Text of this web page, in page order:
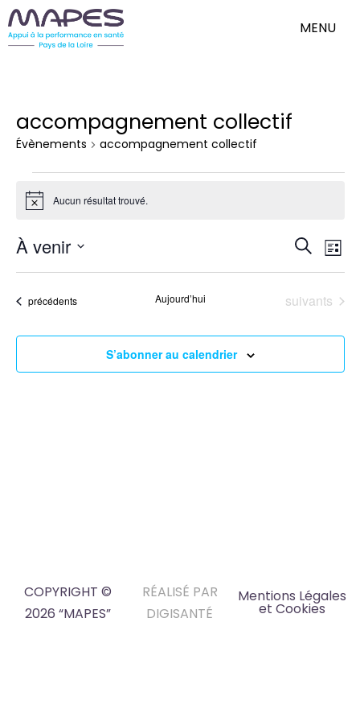
MENU
accompagnement collectif
Évènements accompagnement collectif
Notice Aucun résultat trouvé.
et
de
vues
de
Liste
À venir
une
Évènements
précédents Aujourd’hui Évènements
suivants
S’abonner au calendrier
COPYRIGHT ©
2026 “MAPES”
RÉALISÉ PAR
DIGISANTÉ
Mentions Légales
et Cookies